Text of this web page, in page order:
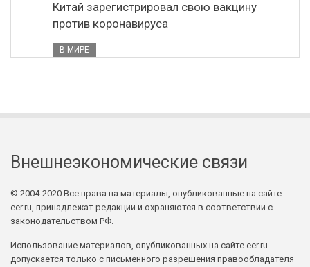
Китай зарегистрировал свою вакцину
против коронавируса
В МИРЕ
Внешнеэкономические связи
© 2004-2020 Все права на материалы, опубликованные на сайте
eer.ru, принадлежат редакции и охраняются в соответствии с
законодательством РФ.
Использование материалов, опубликованных на сайте eer.ru
допускается только с письменного разрешения правообладателя